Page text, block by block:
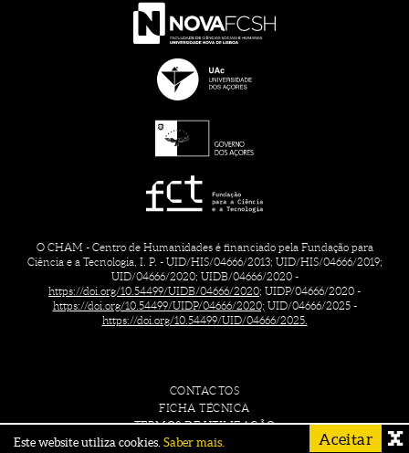
O CHAM - Centro de Humanidades é financiado pela Fundação para
Ciência e a Tecnologia, I. P. - UID/HIS/04666/2013; UID/HIS/04666/2019;
UID/04666/2020; UIDB/04666/2020 -
https://doi.org/10.54499/UIDB/04666/2020; UIDP/04666/2020 -
https://doi.org/10.54499/UIDP/04666/2020; UID/04666/2025 -
https://doi.org/10.54499/UID/04666/2025.
CONTACTOS
FICHA TÉCNICA
TERMOS DE UTILIZAÇÃO
Este website utiliza cookies. Saber mais. Aceitar